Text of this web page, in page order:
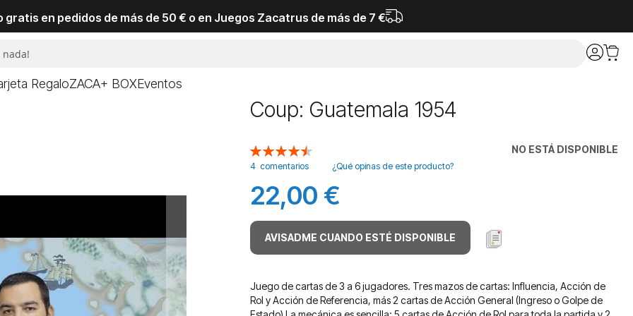
gratis en pedidos de más de 50 € o en Juegos Zacatrus de más de 7 €
RegaloZACA+ BOXEventos
Coup: Guatemala 1954
NO ESTÁ DISPONIBLE
Valoración:
90
% of100
4 comentarios ¿Qué opinas de este producto?
22,00 €
AVISADME CUANDO ESTÉ DISPONIBLE
Juego de cartas de 3 a 6 jugadores. Tres mazos de cartas: Influencia, Acción de
Rol y Acción de Referencia, más 2 cartas de Acción General (Ingreso o Golpe de